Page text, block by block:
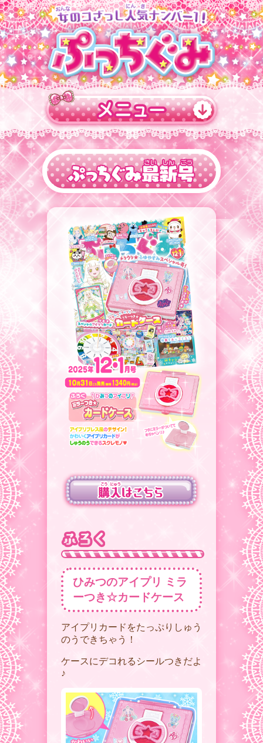
ひみつのアイプリ ミラ
ーつき☆カードケース
アイプリカードをたっぷりしゅう
のうできちゃう！
ケースにデコれるシールつきだよ
♪